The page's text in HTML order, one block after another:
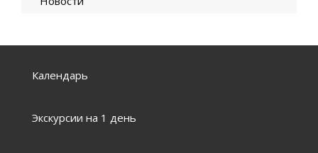
Календарь
Экскурсии на 1 день